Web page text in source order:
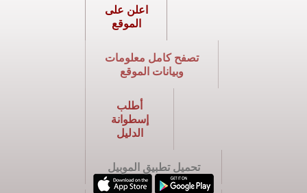
اعلن على
الموقع
تصفح كامل معلومات
وبيانات الموقع
أطلب
إسطوانة
الدليل
تحميل تطبيق الموبيل